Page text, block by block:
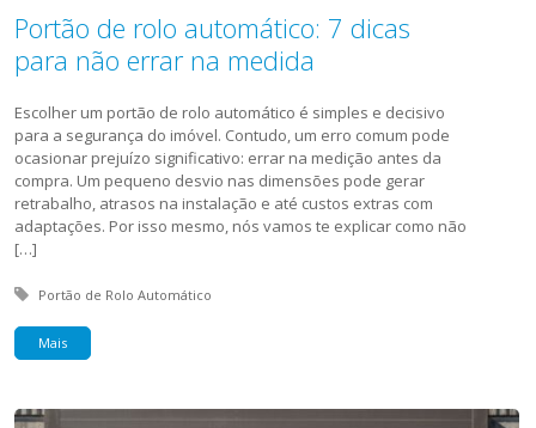
Portão de rolo automático: 7 dicas
para não errar na medida
Escolher um portão de rolo automático é simples e decisivo
para a segurança do imóvel. Contudo, um erro comum pode
ocasionar prejuízo significativo: errar na medição antes da
compra. Um pequeno desvio nas dimensões pode gerar
retrabalho, atrasos na instalação e até custos extras com
adaptações. Por isso mesmo, nós vamos te explicar como não
[…]
Tagged with:
Portão de Rolo Automático
Mais